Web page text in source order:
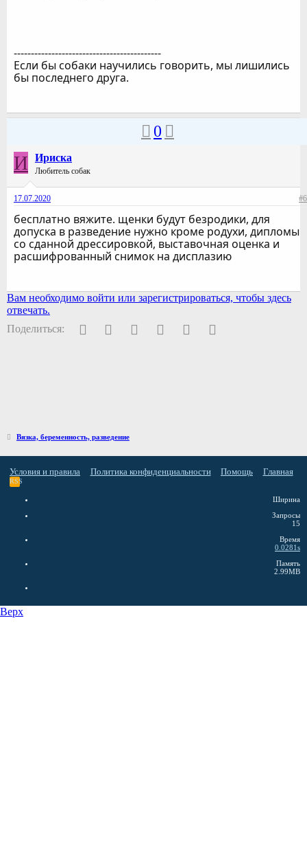
-------------------------------------------
Если бы собаки научились говорить, мы лишились
бы последнего друга.
0
И Ириска
Любитель собак
17.07.2020 #6
бесплатно вяжите. щенки будут безродики, для
допуска в разведение нужно кроме родухи, дипломы
со сданной дрессировкой, выставочная оценка и
расшифрованный снимок на дисплазию
Вам необходимо войти или зарегистрироваться, чтобы здесь
отвечать.
Поделиться:
FacebookTwitter PinterestWhatsAppЭлектронная почта
Вязка, беременность, разведение
Условия и правила Политика конфиденциальности Помощь Главная
RSS
Ширина
Запросы
15
Время
0.0281s
Память
2.99MB
Верх